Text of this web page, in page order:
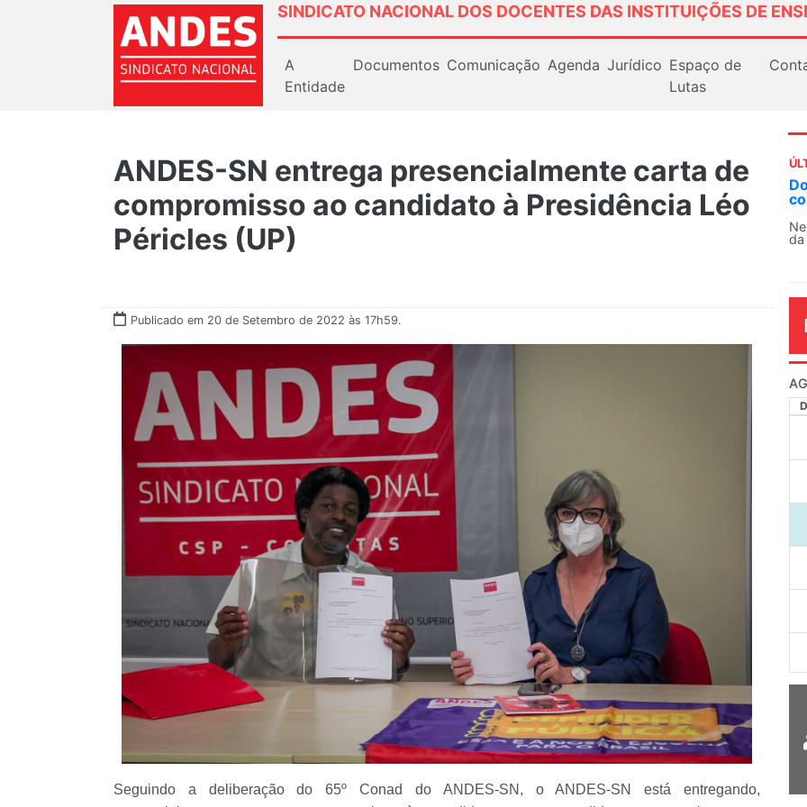
SINDICATO NACIONAL DOS DOCENTES DAS INSTITUIÇÕES DE
A
Entidade
Documentos Comunicação Agenda Jurídico Espaço de
Lutas
ANDES-SN entrega presencialmente carta de
compromisso ao candidato à Presidência Léo
Péricles (UP)
Publicado em 20 de Setembro de 2022 às 17h59.
Seguindo a deliberação do 65º Conad do ANDES-SN, o ANDES-SN está entregando,
O